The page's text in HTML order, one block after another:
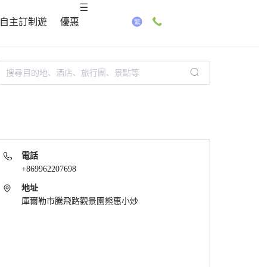
自主訂制遊 優惠
電話
+869962207698
地址
庫爾勒市騰飛路觀景園熊惠小炒